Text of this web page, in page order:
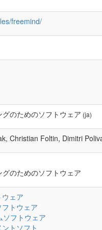
freemind/
のためのソフトウェア (ja)
Christian Foltin, Dimitri
のためのソフトウェア
ェア
トウェア
フトウェア
トソフト